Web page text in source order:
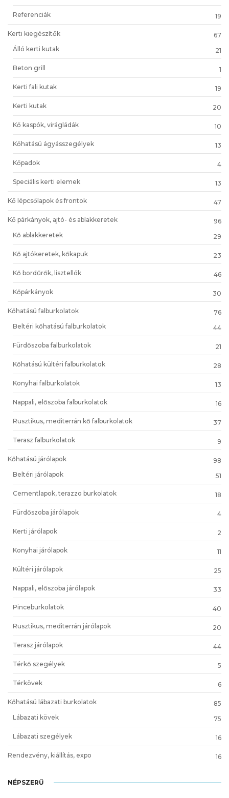
Referenciák 19
Kerti kiegészítők
67
Álló kerti kutak
21
Beton grill 1
Kerti fali kutak 19
Kerti kutak 20
Kő kaspók, virágládák 10
Kőhatású ágyásszegélyek 13
Kőpadok 4
Speciális kerti elemek 13
Kő lépcsőlapok és frontok 47
Kő párkányok, ajtó- és ablakkeretek
96
Kő ablakkeretek
29
Kő ajtókeretek, kőkapuk 23
Kő bordűrők, lisztellók 46
Kőpárkányok 30
Kőhatású falburkolatok
76
Beltéri kőhatású falburkolatok
44
Fürdőszoba falburkolatok 21
Kőhatású kültéri falburkolatok 28
Konyhai falburkolatok 13
Nappali, előszoba falburkolatok 16
Rusztikus, mediterrán kő falburkolatok 37
Terasz falburkolatok 9
Kőhatású járólapok
98
Beltéri járólapok
51
Cementlapok, terazzo burkolatok 18
Fürdőszoba járólapok 4
Kerti járólapok 2
Konyhai járólapok 11
Kültéri járólapok 25
Nappali, előszoba járólapok 33
Pinceburkolatok 40
Rusztikus, mediterrán járólapok 20
Terasz járólapok 44
Térkő szegélyek 5
Térkövek 6
Kőhatású lábazati burkolatok
85
Lábazati kövek
75
Lábazati szegélyek 16
Rendezvény, kiállítás, expo 16
NÉPSZERŰ